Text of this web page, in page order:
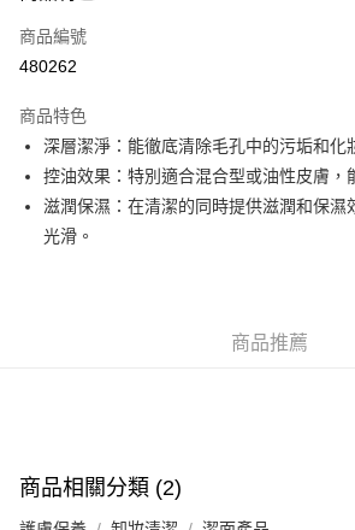
信用卡
Apple Pay
AlipayHK
PayMe
WeChat Pay
銀行匯款 請將存款存到以下銀行帳戶，並於存款單
eshop@colourmix-cosmetics.com** **我們不會處
單。 如果訂購後七個工作天內我們未能收到有關存
付款後順豐站及營業點取貨
商品編號
480262
商品特色
深層潔淨：能徹底清除毛孔中的污垢和化
控油效果：特別適合混合型或油性皮膚，
滋潤保濕：在清潔的同時提供滋潤和保濕
光滑。
商品推薦
商品相關分類 (2)